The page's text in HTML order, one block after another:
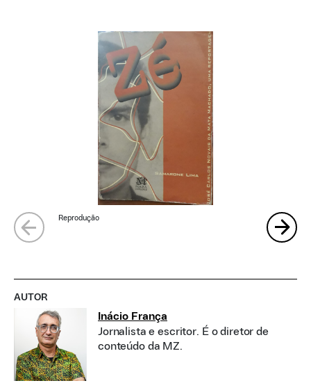
Reprodução
AUTOR
Inácio França
Jornalista e escritor. É o diretor de
conteúdo da MZ.